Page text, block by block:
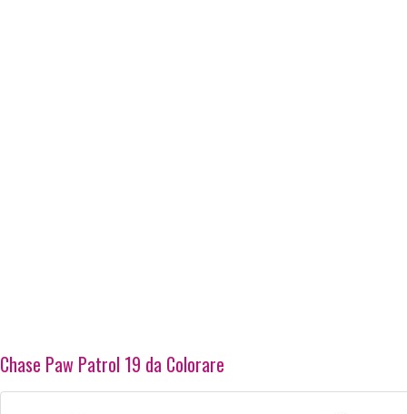
Chase Paw Patrol 19 da Colorare